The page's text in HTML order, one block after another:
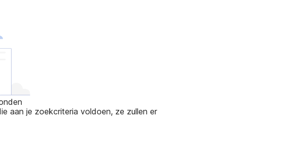
aan je zoekcriteria voldoen, ze zullen er